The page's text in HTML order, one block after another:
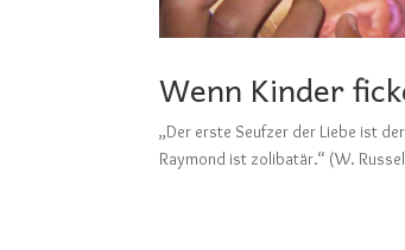
Wenn Kinder
„Der erste Seufzer der Liebe ist
Raymond ist zolibatär.“ (W.